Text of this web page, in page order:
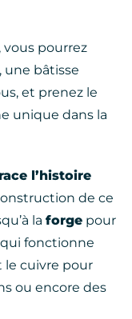
pourrez
une bâtisse
et prenez le
unique dans la
l’histoire
de ce
la forge pour
qui fonctionne
le cuivre pour
ou encore des